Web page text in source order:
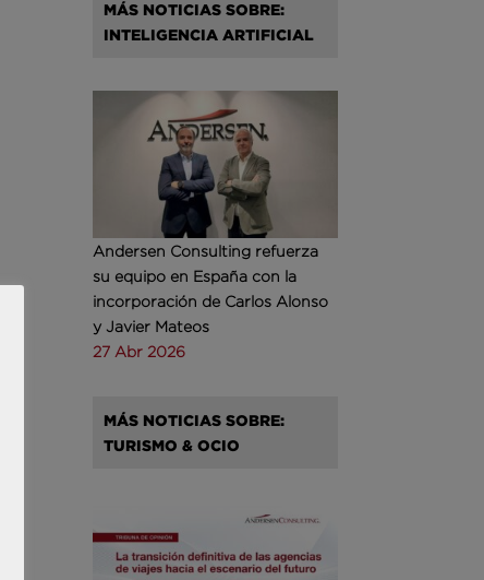
MÁS NOTICIAS SOBRE:
INTELIGENCIA ARTIFICIAL
Andersen Consulting refuerza
su equipo en España con la
incorporación de Carlos Alonso
y Javier Mateos
27 Abr 2026
MÁS NOTICIAS SOBRE:
TURISMO & OCIO